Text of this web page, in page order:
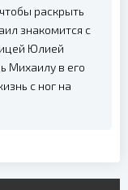
раскрыть
знакомится с
Юлией
Михаилу в его
с ног на